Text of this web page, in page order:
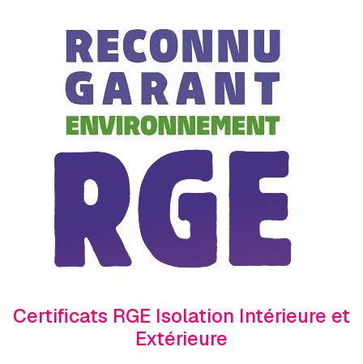
Certificats RGE Isolation Intérieure et
Extérieure